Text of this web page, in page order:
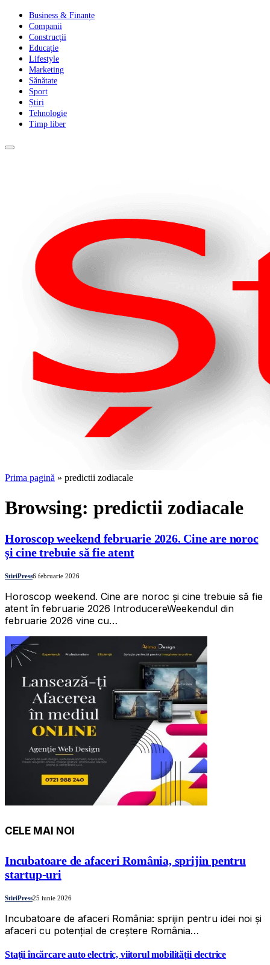
Business & Finanțe
Companii
Construcții
Educație
Lifestyle
Marketing
Sănătate
Sport
Știri
Tehnologie
Timp liber
Prima pagină » predictii zodiacale
Browsing: predictii zodiacale
Horoscop weekend februarie 2026. Cine are noroc
și cine trebuie să fie atent
StiriPress6 februarie 2026
Horoscop weekend. Cine are noroc și cine trebuie să fie
atent în februarie 2026 IntroducereWeekendul din
februarie 2026 vine cu…
CELE MAI NOI
Incubatoare de afaceri România, sprijin pentru
startup-uri
StiriPress25 iunie 2026
Incubatoare de afaceri România: sprijin pentru idei noi și
afaceri cu potențial de creștere România…
Stații încărcare auto electric, viitorul mobilității electrice